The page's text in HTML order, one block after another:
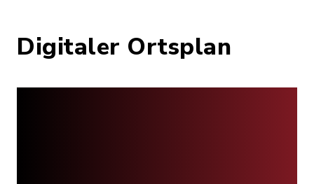
Digitaler Ortsplan